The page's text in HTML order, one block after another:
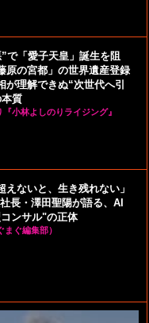
で「愛子天皇」誕生を阻
原の宮都」の世界遺産登録
が理解できぬ“次世代へ引
質
小林よしのりライジング』
えないと、生き残れない」
長・澤田聖陽が語る、AI
ンサル"の正体
まぐ編集部）